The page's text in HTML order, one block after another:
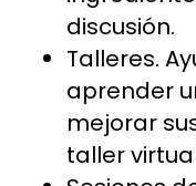
discusión.
Talleres.
aprender
mejorar
taller